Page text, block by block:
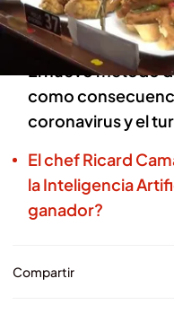
pedir pintxos en el
tradición
El nuevo método
como
coronavirus y el
El chef Ricard
la Inteligencia
ganador?
Compartir